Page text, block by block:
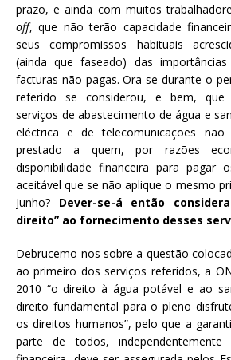
prazo, e ainda com muitos
off, que não terão capacidade
seus compromissos habituais
(ainda que faseado) das
facturas não pagas. Ora se durante o
referido se considerou, e bem,
serviços de abastecimento de água e
eléctrica e de telecomunicações
prestado a quem, por razões
disponibilidade financeira para pagar
aceitável que se não aplique o mesmo
Junho? Dever-se-á então
direito” ao fornecimento desses
Debrucemo-nos sobre a questão
ao primeiro dos serviços referidos, a
2010 “o direito à água potável e ao
direito fundamental para o pleno
os direitos humanos”, pelo que a
parte de todos, independentemente